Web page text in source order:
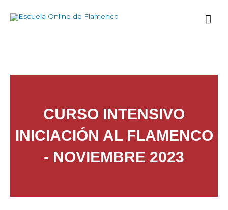
CURSO INTENSIVO
INICIACIÓN AL FLAMENCO
- NOVIEMBRE 2023